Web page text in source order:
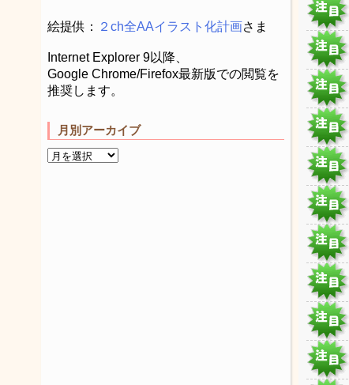
絵提供： ２ch全AAイラスト化計画さま
Internet Explorer 9以降、
Google Chrome/Firefox最新版での閲覧を
推奨します。
月別アーカイブ